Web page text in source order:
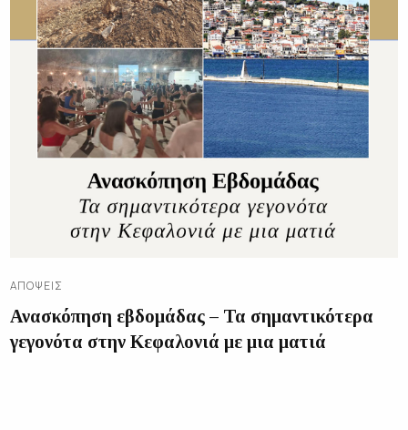
ΑΠΌΨΕΙΣ
Ανασκόπηση εβδομάδας – Τα σημαντικότερα
γεγονότα στην Κεφαλονιά με μια ματιά